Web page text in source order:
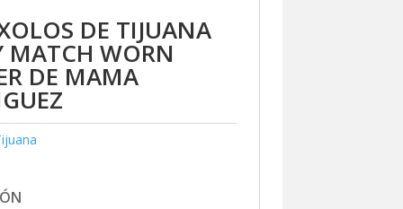
DE TIJUANA
MATCH WORN
DE MAMA